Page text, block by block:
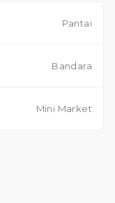
Pantai
Bandara
Mini Market